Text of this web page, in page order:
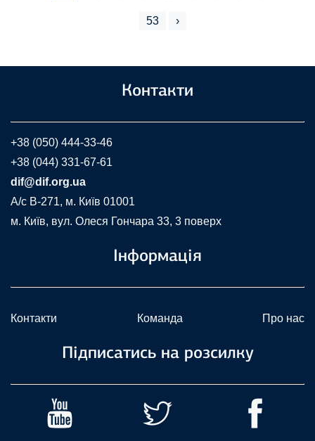
53 ›
Контакти
+38 (050) 444-33-46
+38 (044) 331-67-61
dif@dif.org.ua
A/c В-271, м. Київ 01001
м. Київ, вул. Олеся Гончара 33, 3 поверх
Інформація
Контакти Команда Про нас
Підписатись на розсилку